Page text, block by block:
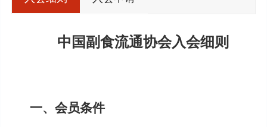
中国副食流通协会入会细则
一、会员条件